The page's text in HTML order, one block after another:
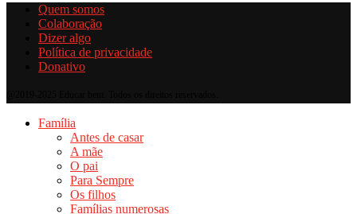
Quem somos
Colaboração
Dizer algo
Política de privacidade
Donativo
Família
Antes de casar
A mãe
O pai
Para Sempre
Os filhos
Famílias numerosas